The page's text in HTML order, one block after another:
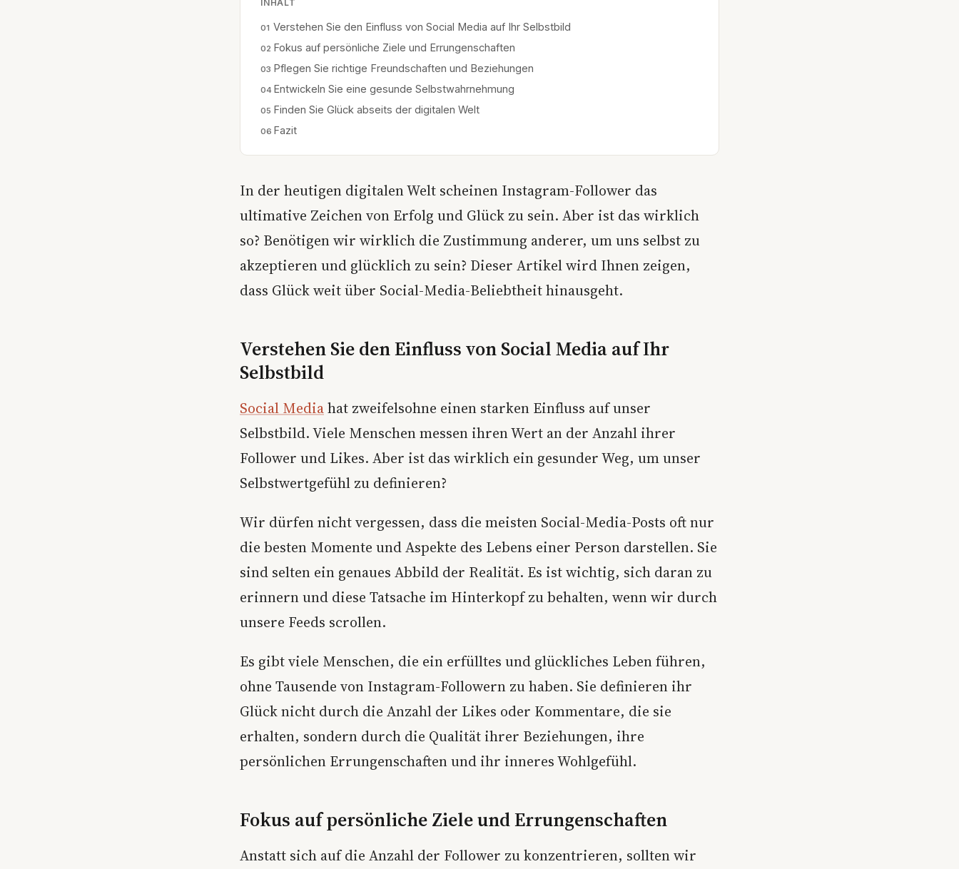
INHALT
Verstehen Sie den Einfluss von Social Media auf Ihr Selbstbild
Fokus auf persönliche Ziele und Errungenschaften
Pflegen Sie richtige Freundschaften und Beziehungen
Entwickeln Sie eine gesunde Selbstwahrnehmung
Finden Sie Glück abseits der digitalen Welt
Fazit
In der heutigen digitalen Welt scheinen Instagram-Follower das
ultimative Zeichen von Erfolg und Glück zu sein. Aber ist das wirklich
so? Benötigen wir wirklich die Zustimmung anderer, um uns selbst zu
akzeptieren und glücklich zu sein? Dieser Artikel wird Ihnen zeigen,
dass Glück weit über Social-Media-Beliebtheit hinausgeht.
Verstehen Sie den Einfluss von Social Media auf Ihr
Selbstbild
Social Mediahat zweifelsohne einen starken Einfluss auf unser
Selbstbild. Viele Menschen messen ihren Wert an der Anzahl ihrer
Follower und Likes. Aber ist das wirklich ein gesunder Weg, um unser
Selbstwertgefühl zu definieren?
Wir dürfen nicht vergessen, dass die meisten Social-Media-Posts oft nur
die besten Momente und Aspekte des Lebens einer Person darstellen. Sie
sind selten ein genaues Abbild der Realität. Es ist wichtig, sich daran zu
erinnern und diese Tatsache im Hinterkopf zu behalten, wenn wir durch
unsere Feeds scrollen.
Es gibt viele Menschen, die ein erfülltes und glückliches Leben führen,
ohne Tausende von Instagram-Followern zu haben. Sie definieren ihr
Glück nicht durch die Anzahl der Likes oder Kommentare, die sie
erhalten, sondern durch die Qualität ihrer Beziehungen, ihre
persönlichen Errungenschaften und ihr inneres Wohlgefühl.
Fokus auf persönliche Ziele und Errungenschaften
Anstatt sich auf die Anzahl der Follower zu konzentrieren, sollten wir